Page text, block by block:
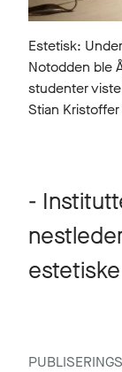
Estetisk:
Notodden ble
studenter
Stian
-